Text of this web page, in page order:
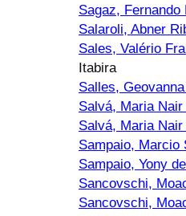
Sagaz, Fernando
Salaroli, Abner
Sales, Valério
Itabira
Salles,
Salvá, Maria
Salvá, Maria
Sampaio, Marcio
Sampaio, Yony
Sancovschi,
Sancovschi,